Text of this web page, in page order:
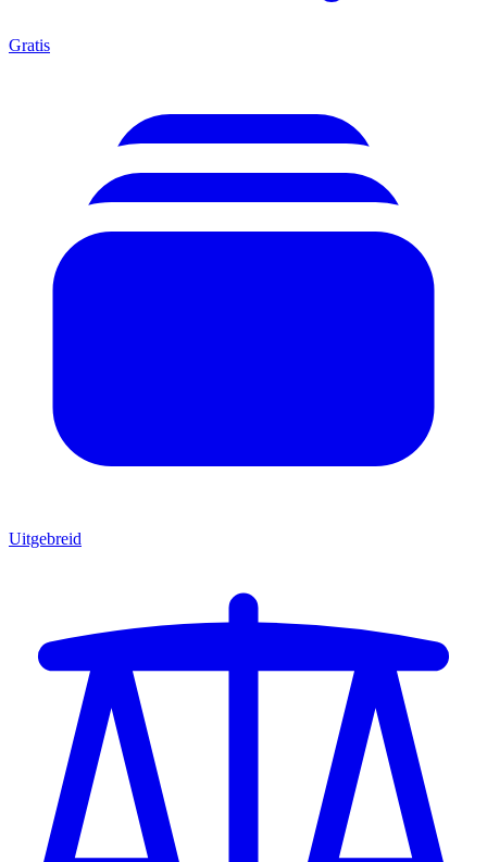
Gratis
Uitgebreid